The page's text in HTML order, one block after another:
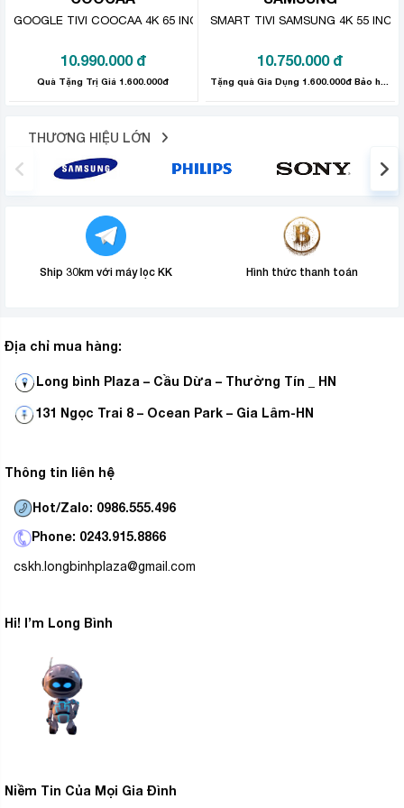
Hình ảnh như thật
Độ tương phản hình ảnh chính xác. Tính năng này cho
phép tối ưu hoá chiều sâu của màu ảnh và nhờ vào đó
mang lại cảm giác như thật.
Bắt trọn từng khoảnh khắc
Từng cảnh chuyển động nhanh sẽ được tái hiện rõ
Công nghệ AMR+ với các thuật toán xử lý phức tạp sẽ
giúp giảm thiểu hiện tượng này. Tận hưởng trọn vẹn
từng khoảnh khắc khi xem phim thể thao hay phim hành
động.
GOOGLE TIVI COOCAA 4K 65 INCH 65Y72
10.990.000 đ
Quà Tặng Trị Giá 1.600.000đ
SMART TIVI SAMSUNG 4K 55 INCH
10.750.000 đ
THƯƠNG HIỆU LỚN
Ship 30km với máy lọc KK Hình thức thanh toán
Địa chỉ mua hàng:
Long bình Plaza – Cầu Dừa – Thường Tín _ HN
131 Ngọc Trai 8 – Ocean Park – Gia Lâm-HN
Thông tin liên hệ
Hot/Zalo: 0986.555.496
Phone: 0243.915.8866
cskh.longbinhplaza@gmail.com
Hi! I’m Long Bình
Niềm Tin Của Mọi Gia Đình